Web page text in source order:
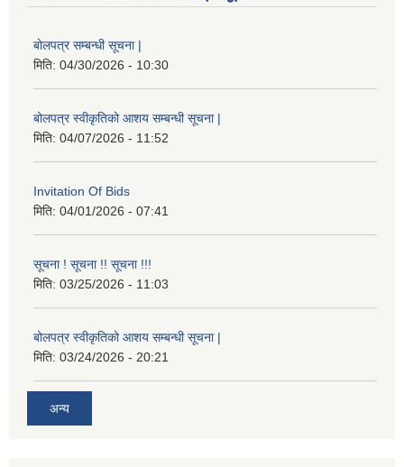
बोलपत्र सम्बन्धी सूचना |
मिति: 04/30/2026 - 10:30
बोलपत्र स्वीकृतिको आशय सम्बन्धी सूचना |
मिति: 04/07/2026 - 11:52
Invitation Of Bids
मिति: 04/01/2026 - 07:41
सूचना ! सूचना !! सूचना !!!
मिति: 03/25/2026 - 11:03
बोलपत्र स्वीकृतिको आशय सम्बन्धी सूचना |
मिति: 03/24/2026 - 20:21
अन्य